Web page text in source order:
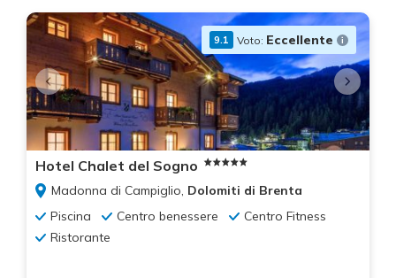
9.1 Voto: Eccellente
Hotel Chalet del Sogno
Madonna di Campiglio, Dolomiti di Brenta
Piscina
Centro benessere
Centro Fitness
Ristorante